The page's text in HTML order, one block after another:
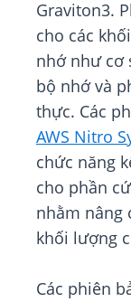
Graviton3.
cho các
nhớ như cơ
bộ nhớ và
thực. Các
AWS Nitro
chức năng
cho phần
nhằm nâng
khối lượng
Các phiên